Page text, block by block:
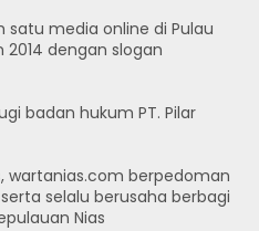
satu media online di Pulau
2014 dengan slogan
badan hukum PT. Pilar
wartanias.com berpedoman
selalu berusaha berbagi
Nias